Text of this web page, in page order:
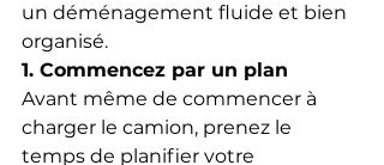
un déménagement fluide et bien
organisé.
1. Commencez par un plan
Avant même de commencer à
charger le camion, prenez le
temps de planifier votre